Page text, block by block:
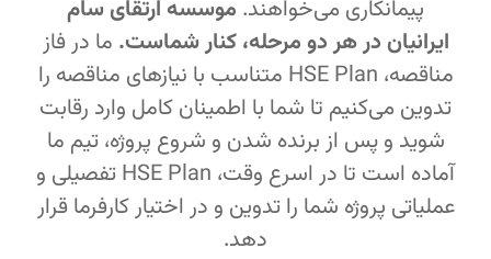
پیمانکاری می‌خواهند. موسسه ارتقای سام
ایرانیان در هر دو مرحله، کنار شماست. ما در فاز
مناقصه، HSE Plan متناسب با نیازهای مناقصه را
تدوین می‌کنیم تا شما با اطمینان کامل وارد رقابت
شوید و پس از برنده شدن و شروع پروژه، تیم ما
آماده است تا در اسرع وقت، HSE Plan تفصیلی و
عملیاتی پروژه شما را تدوین و در اختیار کارفرما قرار
دهد.